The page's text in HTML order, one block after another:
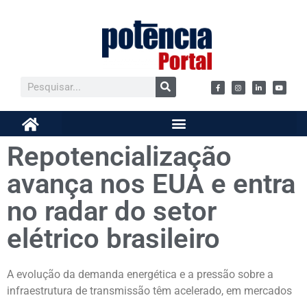
Repotencialização
avança nos EUA e entra
no radar do setor
elétrico brasileiro
A evolução da demanda energética e a pressão sobre a
infraestrutura de transmissão têm acelerado, em mercados